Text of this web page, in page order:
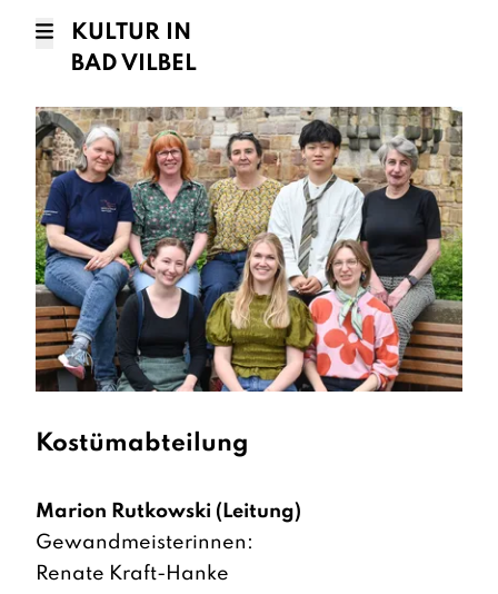
KULTUR IN
BAD VILBEL
Kostümabteilung
Marion Rutkowski (Leitung)
Gewandmeisterinnen:
Renate Kraft-Hanke